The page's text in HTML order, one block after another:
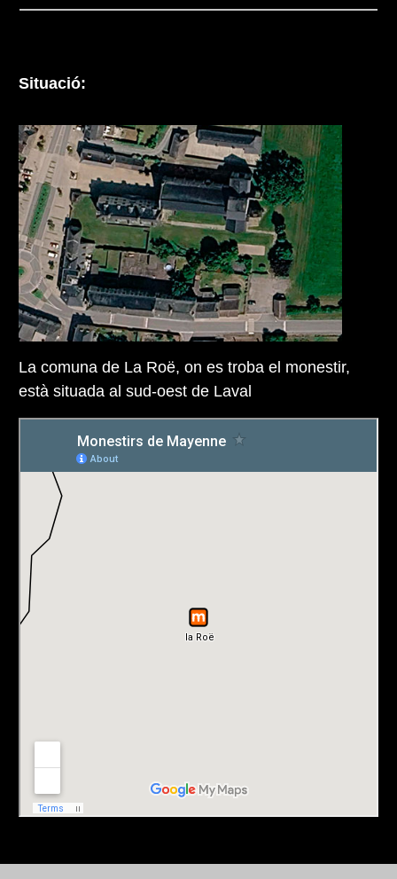
Situació:
La comuna de La Roë, on es troba el monestir,
està situada al sud-oest de Laval